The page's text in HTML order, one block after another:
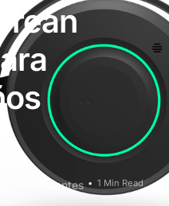
y Adolescentes 1 Min Read